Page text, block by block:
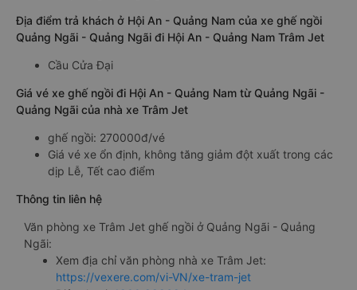
Địa điểm trả khách ở Hội An - Quảng Nam của xe ghế ngồi
Quảng Ngãi - Quảng Ngãi đi Hội An - Quảng Nam Trâm Jet
Cầu Cửa Đại
Giá vé xe ghế ngồi đi Hội An - Quảng Nam từ Quảng Ngãi -
Quảng Ngãi của nhà xe Trâm Jet
ghế ngồi: 270000đ/vé
Giá vé xe ổn định, không tăng giảm đột xuất trong các
dịp Lễ, Tết cao điểm
Thông tin liên hệ
Văn phòng xe Trâm Jet ghế ngồi ở Quảng Ngãi - Quảng
Ngãi:
Xem địa chỉ văn phòng nhà xe Trâm Jet:
https://vexere.com/vi-VN/xe-tram-jet